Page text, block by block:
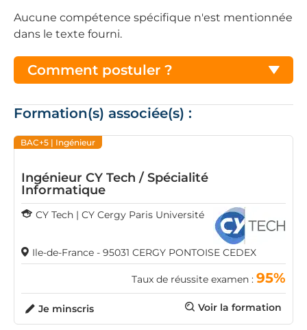
Aucune compétence spécifique n'est mentionnée
dans le texte fourni.
Comment postuler ?
Formation(s) associée(s) :
BAC+5 | Ingénieur
Ingénieur CY Tech / Spécialité
Informatique
CY Tech | CY Cergy Paris Université
Ile-de-France - 95031 CERGY PONTOISE CEDEX
Taux de réussite examen : 95%
Voir la formation
Je minscris